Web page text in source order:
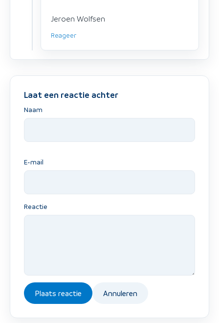
Jeroen Wolfsen
Reageer
Laat een reactie achter
Naam
E-mail
Reactie
Plaats reactie Annuleren